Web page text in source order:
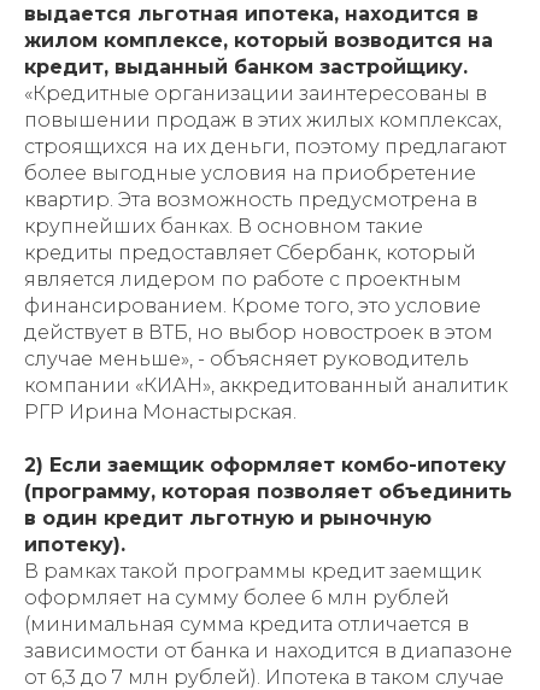
выдается льготная ипотека, находится в
жилом комплексе, который возводится на
кредит, выданный банком застройщику.
«Кредитные организации заинтересованы в
повышении продаж в этих жилых комплексах,
строящихся на их деньги, поэтому предлагают
более выгодные условия на приобретение
квартир. Эта возможность предусмотрена в
крупнейших банках. В основном такие
кредиты предоставляет Сбербанк, который
является лидером по работе с проектным
финансированием. Кроме того, это условие
действует в ВТБ, но выбор новостроек в этом
случае меньше», - объясняет руководитель
компании «КИАН», аккредитованный аналитик
РГР Ирина Монастырская.
2) Если заемщик оформляет комбо-ипотеку
(программу, которая позволяет объединить
в один кредит льготную и рыночную
ипотеку).
В рамках такой программы кредит заемщик
оформляет на сумму более 6 млн рублей
(минимальная сумма кредита отличается в
зависимости от банка и находится в диапазоне
от 6,3 до 7 млн рублей). Ипотека в таком случае